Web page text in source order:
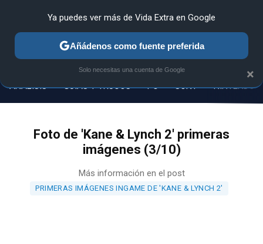
ANÁLISIS GUÍAS Y TRUCOS PC SONY NINTENDO
Foto de 'Kane & Lynch 2' primeras
imágenes (3/10)
Más información en el post
PRIMERAS IMÁGENES INGAME DE 'KANE & LYNCH 2'
×
Ya puedes ver más de Vida Extra en Google
Añádenos como fuente preferida
Solo necesitas una cuenta de Google